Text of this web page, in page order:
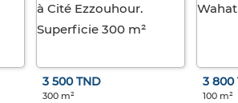
3 500 TND
300 m²
3 800
100 m²